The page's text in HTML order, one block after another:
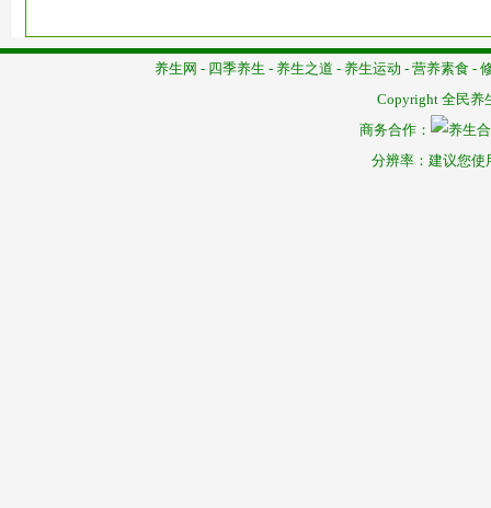
养生网 - 四季养生 - 养生之道 - 养生运动 - 营养素食 -
Copyright 全民养
商务合作：
分辨率：建议您使